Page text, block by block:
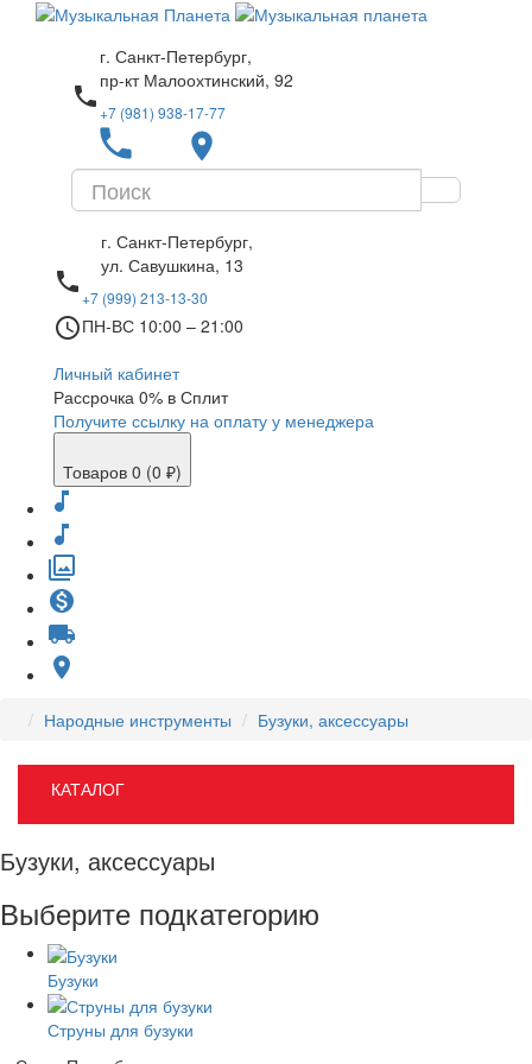
г. Санкт-Петербург,
пр-кт Малоохтинский, 92
local_phone
+7 (981) 938-17-77
local_phone place
г. Санкт-Петербург,
ул. Савушкина, 13
local_phone
+7 (999) 213-13-30
access_timeПН-ВС 10:00 – 21:00
Личный кабинет
Рассрочка 0% в Сплит
Получите ссылку на оплату у менеджера
Товаров 0 (0 ₽)
music_note
music_note
filter
monetization_on
local_shipping
place
Народные инструменты Бузуки, аксессуары
КАТАЛОГ
Бузуки, аксессуары
Выберите подкатегорию
Бузуки
Струны для бузуки